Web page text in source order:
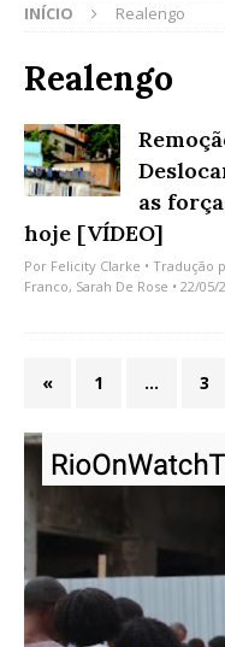
INÍCIO Realengo
Realengo
as
hoje [VÍDEO]
Por Felicity Clarke • Tradução
Franco, Sarah De Rose • 22/05/
« 1 … 3